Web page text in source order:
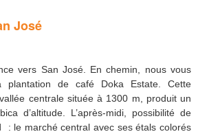
José
vers San José. En chemin, nous vous
plantation de café Doka Estate. Cette
centrale située à 1300 m, produit un
d’altitude. L’après-midi, possibilité de
: le marché central avec ses étals colorés